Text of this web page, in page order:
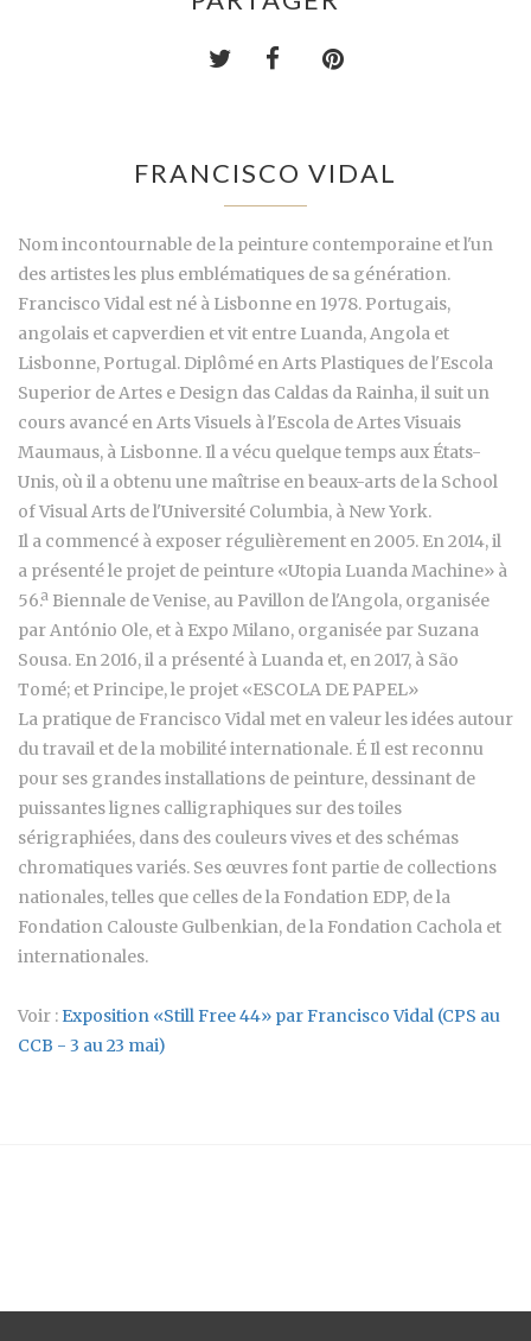
FRANCISCO VIDAL
Nom incontournable de la peinture contemporaine et l'un
des artistes les plus emblématiques de sa génération.
Francisco Vidal est né à Lisbonne en 1978. Portugais,
angolais et capverdien et vit entre Luanda, Angola et
Lisbonne, Portugal. Diplômé en Arts Plastiques de l'Escola
Superior de Artes e Design das Caldas da Rainha, il suit un
cours avancé en Arts Visuels à l'Escola de Artes Visuais
Maumaus, à Lisbonne. Il a vécu quelque temps aux États-
Unis, où il a obtenu une maîtrise en beaux-arts de la School
of Visual Arts de l'Université Columbia, à New York.
Il a commencé à exposer régulièrement en 2005. En 2014, il
a présenté le projet de peinture «Utopia Luanda Machine» à
56.ª Biennale de Venise, au Pavillon de l'Angola, organisée
par António Ole, et à Expo Milano, organisée par Suzana
Sousa. En 2016, il a présenté à Luanda et, en 2017, à São
Tomé; et Principe, le projet «ESCOLA DE PAPEL»
La pratique de Francisco Vidal met en valeur les idées autour
du travail et de la mobilité internationale. É Il est reconnu
pour ses grandes installations de peinture, dessinant de
puissantes lignes calligraphiques sur des toiles
sérigraphiées, dans des couleurs vives et des schémas
chromatiques variés. Ses œuvres font partie de collections
nationales, telles que celles de la Fondation EDP, de la
Fondation Calouste Gulbenkian, de la Fondation Cachola et
internationales.
Voir : Exposition «Still Free 44» par Francisco Vidal (CPS au
CCB - 3 au 23 mai)